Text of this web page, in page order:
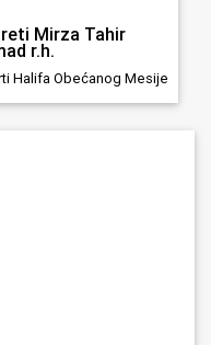
Mirza Tahir
r.h.
Halifa Obećanog Mesije